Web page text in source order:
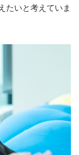
たいと考えていま